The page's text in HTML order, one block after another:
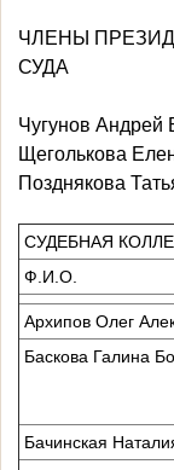
ЧЛЕНЫ
СУДА
Чугунов Андрей
Щеголькова
Позднякова
СУДЕБНАЯ
Ф.И.О.
Архипов Олег
Баскова Галина
Бачинская